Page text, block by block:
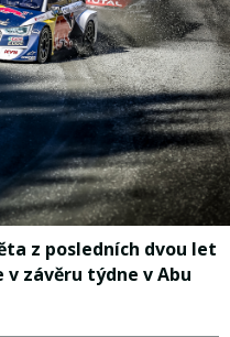
z posledních dvou let
v závěru týdne v Abu